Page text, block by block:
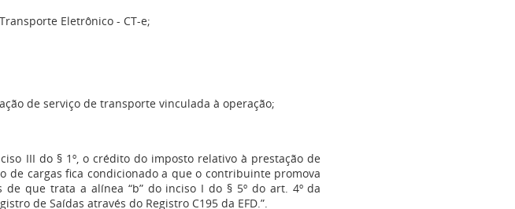
Eletrônico - CT-e;
de serviço de transporte vinculada à operação;
III do § 1º, o crédito do imposto relativo à prestação de
de cargas fica condicionado a que o contribuinte promova
de que trata a alínea “b” do inciso I do § 5º do art. 4º da
de Saídas através do Registro C195 da EFD.”.